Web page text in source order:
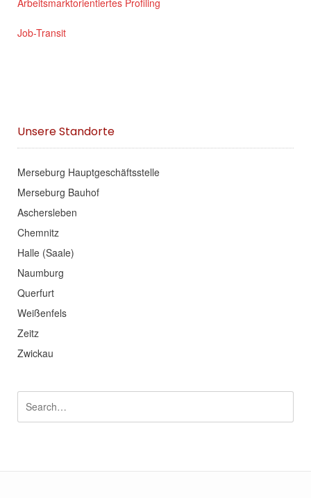
Job-Transit
Unsere Standorte
Merseburg Hauptgeschäftsstelle
Merseburg Bauhof
Aschersleben
Chemnitz
Halle (Saale)
Naumburg
Querfurt
Weißenfels
Zeitz
Zwickau